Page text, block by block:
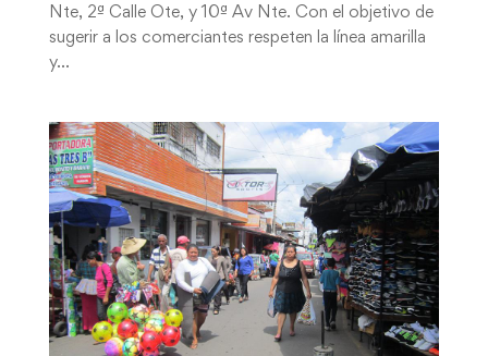
Nte, 2ª Calle Ote, y 10ª Av Nte. Con el objetivo de
sugerir a los comerciantes respeten la línea amarilla
y...